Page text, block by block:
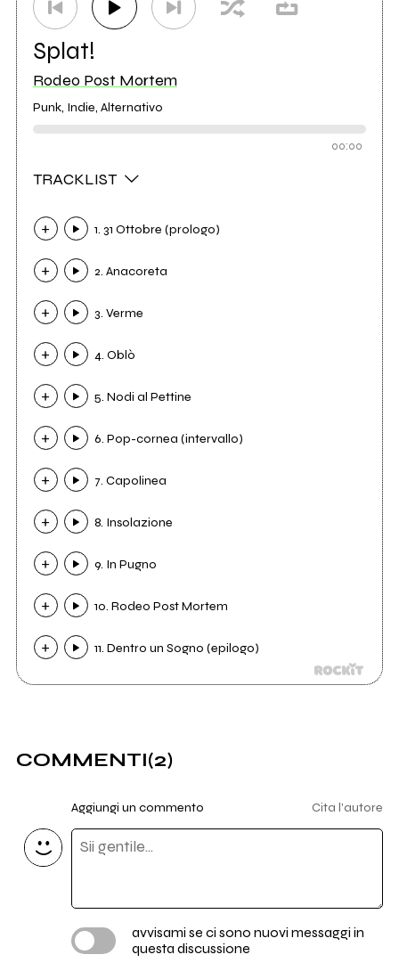
Splat!
Rodeo Post Mortem
Punk, Indie, Alternativo
00:00
TRACKLIST
1. 31 Ottobre (prologo)
2. Anacoreta
3. Verme
4. Oblò
5. Nodi al Pettine
6. Pop-cornea (intervallo)
7. Capolinea
8. Insolazione
9. In Pugno
10. Rodeo Post Mortem
11. Dentro un Sogno (epilogo)
COMMENTI(2)
Aggiungi un commento Cita l'autore
avvisami se ci sono nuovi messaggi in
questa discussione